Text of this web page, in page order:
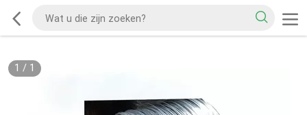
1 / 1